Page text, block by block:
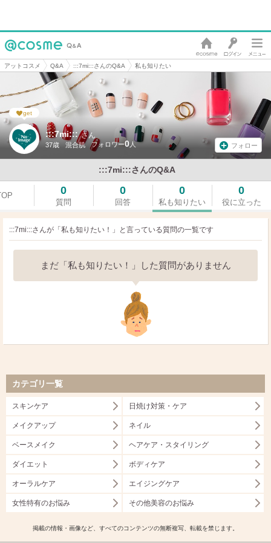
アットコスメ Q&A :::7mi:::さんのQ&A 私も知りたい
:::7mi::: さん
37歳 混合肌 0 フォロー
:::7mi:::さんのQ&A
get
0
質問
0
回答
0
私も知りたい
0
役に立った
:::7mi:::さんが「私も知りたい！」と言っている質問の一覧です
まだ「私も知りたい！」した質問がありません
カテゴリ一覧
スキンケア 日焼け対策・ケア
メイクアップ ネイル
ベースメイク ヘアケア・スタイリング
ダイエット ボディケア
オーラルケア エイジングケア
女性特有のお悩み その他美容のお悩み
掲載の情報・画像など、すべてのコンテンツの無断複写、転載を禁じます。